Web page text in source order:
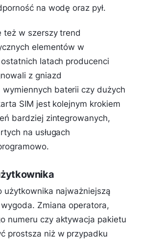
na wodę oraz pył.
też w szerszy trend
elementów w
latach producenci
z gniazd
wymiennych baterii czy dużych
SIM jest kolejnym krokiem
bardziej zintegrowanych,
na usługach
użytkownika najważniejszą
Zmiana operatora,
numeru czy aktywacja pakietu
prostsza niż w przypadku